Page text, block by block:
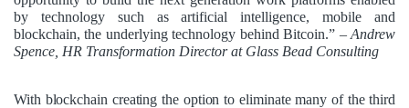
by technology such as artificial intelligence, mobile and
blockchain, the underlying technology behind Bitcoin.” – Andrew
Spence, HR Transformation Director at Glass Bead Consulting
With blockchain creating the option to eliminate many of the third